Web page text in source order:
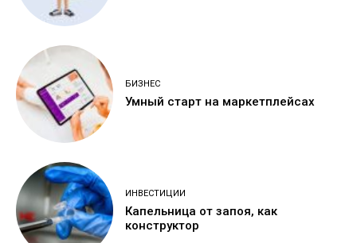
БИЗНЕС
Умный старт на маркетплейсах
ИНВЕСТИЦИИ
Капельница от запоя, как
конструктор